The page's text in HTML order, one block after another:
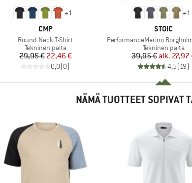
+1
MERKKI
CMP
Tuote
Round Neck T-Shirt
Tuoteryhmä
Tekninen paita
Hinta
29,95 €Alennettu hinta
22,46 €
0,0(0)
+1
MERKKI
STOIC
Tuote
PerformanceMerino
Tuoteryhmä
Tekninen paita
Hinta
39,95 € alk. 27,97
4,5(19)
NÄMÄ TUOTTEET SOPIVAT